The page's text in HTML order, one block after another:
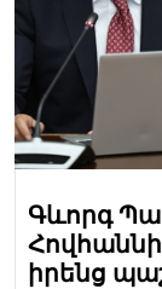
Գևորգ
իրենց